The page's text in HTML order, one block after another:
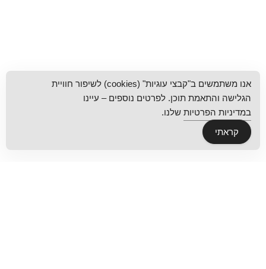
אנו משתמשים ב"קבצי עוגיות" (cookies) לשיפור חוויית
הגלישה והתאמת תוכן. לפרטים נוספים – עיינו
במדיניות הפרטיות שלנו.
קראתי